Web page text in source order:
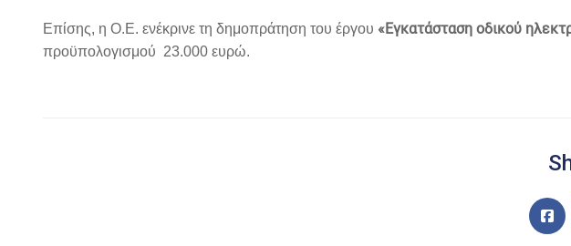
Επίσης, η Ο.Ε. ενέκρινε τη δημοπράτηση του έργου «Εγκατάσταση οδικού
προϋπολογισμού 23.000 ευρώ.